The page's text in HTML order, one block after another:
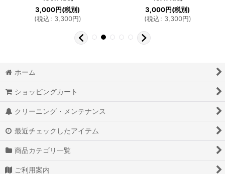
3,000円(税別)
(税込: 3,300円)
3,000円(税別)
(税込: 3,300円)
ホーム
ショッピングカート
クリーニング・メンテナンス
最近チェックしたアイテム
商品カテゴリ一覧
ご利用案内